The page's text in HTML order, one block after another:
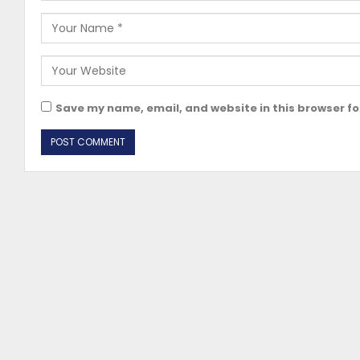
Save my name, email, and website in this browser